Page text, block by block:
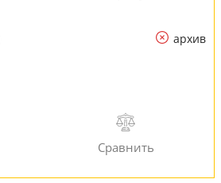
архив